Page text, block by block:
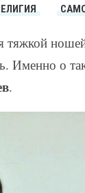
тяжкой
Именно о
.